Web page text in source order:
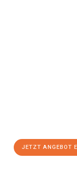
JETZT ANGEBOT